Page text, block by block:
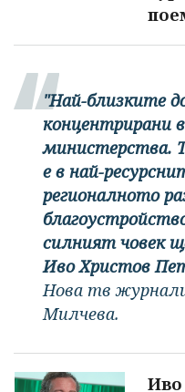
"Най-близките
концентрирани
министерства.
е в най-
регионалното
силният човек
Иво Христов
Нова тв
Милчева.
Иво